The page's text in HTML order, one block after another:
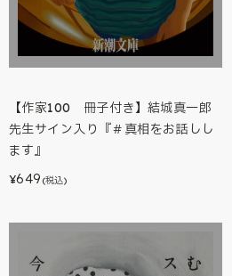
【作家100 冊子付き】結城真一郎
先生サイン入り『＃真相をお話しし
ます』
¥649 (税込)